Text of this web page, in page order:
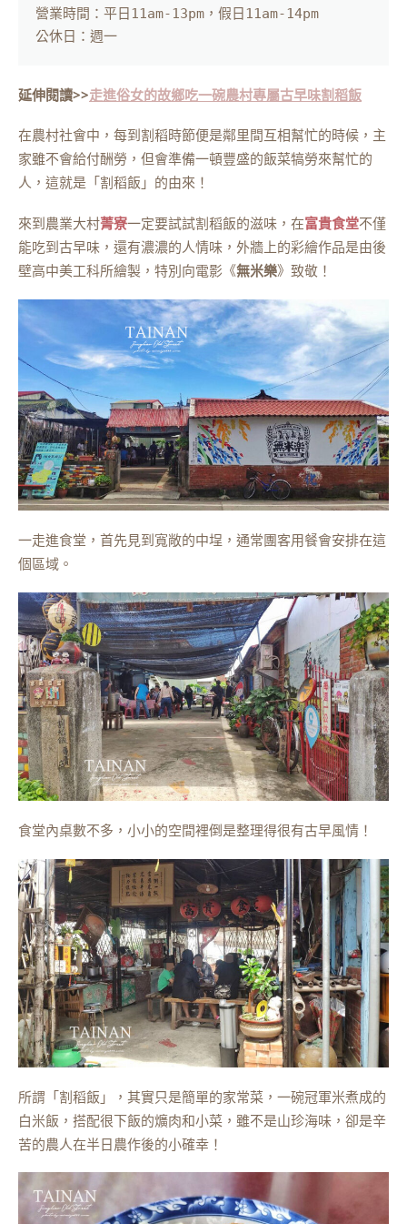
營業時間：平日11am-13pm，假日11am-14pm
公休日：週一
延伸閱讀>>走進俗女的故鄉吃一碗農村專屬古早味割稻飯
在農村社會中，每到割稻時節便是鄰里間互相幫忙的時候，主
家雖不會給付酬勞，但會準備一頓豐盛的飯菜犒勞來幫忙的
人，這就是「割稻飯」的由來！
來到農業大村菁寮一定要試試割稻飯的滋味，在富貴食堂不僅
能吃到古早味，還有濃濃的人情味，外牆上的彩繪作品是由後
壁高中美工科所繪製，特別向電影《無米樂》致敬！
一走進食堂，首先見到寬敞的中埕，通常團客用餐會安排在這
個區域。
食堂內桌數不多，小小的空間裡倒是整理得很有古早風情！
所謂「割稻飯」，其實只是簡單的家常菜，一碗冠軍米煮成的
白米飯，搭配很下飯的爌肉和小菜，雖不是山珍海味，卻是辛
苦的農人在半日農作後的小確幸！